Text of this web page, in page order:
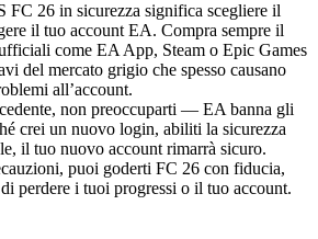
FC 26 in sicurezza significa scegliere il
il tuo account EA. Compra sempre il
come EA App, Steam o Epic Games
del mercato grigio che spesso causano
all’account.
non preoccuparti — EA banna gli
crei un nuovo login, abiliti la sicurezza
il tuo nuovo account rimarrà sicuro.
puoi goderti FC 26 con fiducia,
perdere i tuoi progressi o il tuo account.